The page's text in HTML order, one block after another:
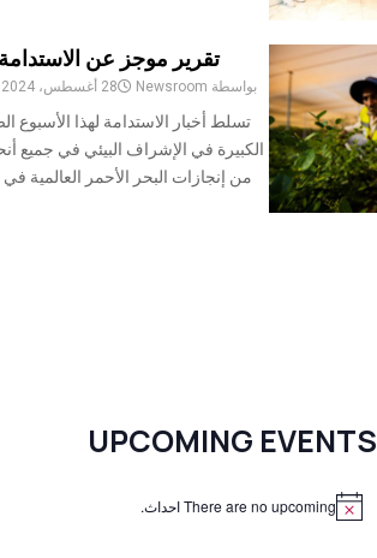
تقرير موجز عن الاستدامة: 28
بواسطة Newsroom 28 أغسطس، 2024
تسلط أخبار الاستدامة لهذا الأسبوع
الكبيرة في الإشراف البيئي في جميع
من إنجازات البحر الأحمر العالمية في
UPCOMING EVENTS
There are no upcoming احداث.